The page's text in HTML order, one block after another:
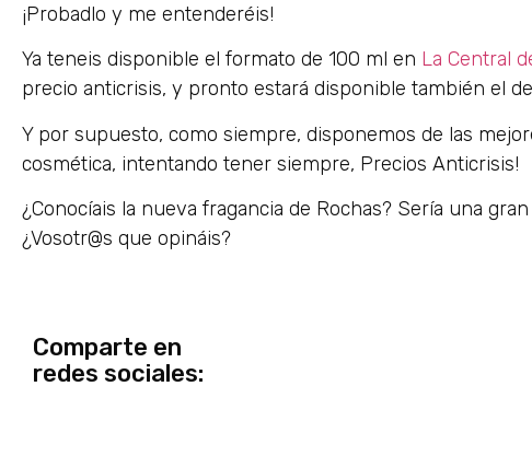
¡Probadlo y me entenderéis!
Ya teneis disponible el formato de 100 ml en La Central
precio anticrisis, y pronto estará disponible también el
Y por supuesto, como siempre, disponemos de las
cosmética, intentando tener siempre, Precios Anticrisis!
¿Conocíais la nueva fragancia de Rochas? Sería una
¿Vosotr@s que opináis?
Comparte en
redes sociales: